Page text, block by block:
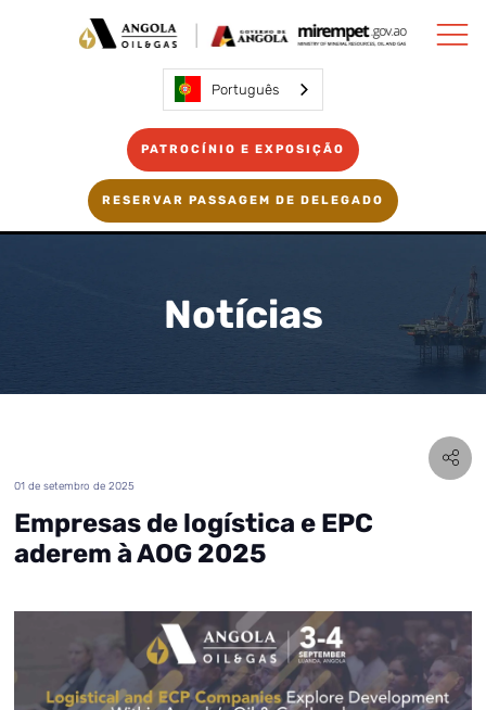
Português
PATROCÍNIO E EXPOSIÇÃO
RESERVAR PASSAGEM DE DELEGADO
Notícias
01 de setembro de 2025
Empresas de logística e EPC
aderem à AOG 2025